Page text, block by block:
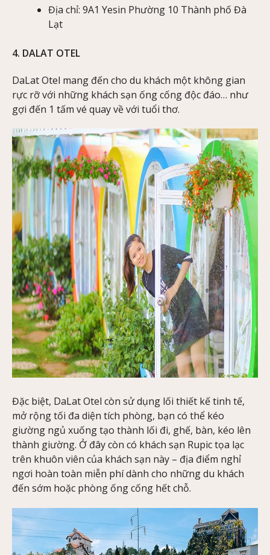
Địa chỉ: 9A1 Yesin Phường 10 Thành phố Đà
Lạt
4. DALAT OTEL
DaLat Otel mang đến cho du khách một không gian
rực rỡ với những khách sạn ống cống độc đáo… như
gợi đến 1 tấm vé quay về với tuổi thơ.
Đặc biệt, DaLat Otel còn sử dụng lối thiết kế tinh tế,
mở rộng tối đa diện tích phòng, bạn có thể kéo
giường ngủ xuống tạo thành lối đi, ghế, bàn, kéo lên
thành giường. Ở đây còn có khách sạn Rupic tọa lạc
trên khuôn viên của khách sạn này – địa điểm nghỉ
ngơi hoàn toàn miễn phí dành cho những du khách
đến sớm hoặc phòng ống cống hết chỗ.